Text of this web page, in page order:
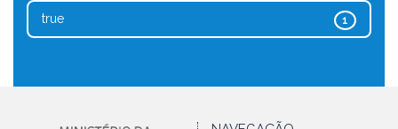
1
true